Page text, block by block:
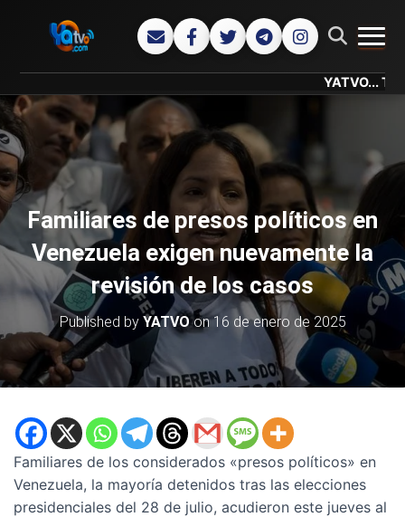
YATVO... Tu
Familiares de presos políticos en
Venezuela exigen nuevamente la
revisión de los casos
Published by YATVOon16 de enero de 2025
Familiares de los considerados «presos políticos» en
Venezuela, la mayoría detenidos tras las elecciones
presidenciales del 28 de julio, acudieron este jueves al